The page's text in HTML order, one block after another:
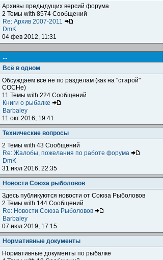
Архивы предыдущих версий форума
2 Темы with 8574 Сообщений
Re: Архив 2007-2011
DmK
04 фев 2012, 11:31
...
Всё в одном
Обсуждаем все не по разделам (как на "старой"
СОСНе)
11 Темы with 224 Сообщений
Книги о рыбалке
Barbaley
11 окт 2016, 19:41
Технические вопросы
2 Темы with 43 Сообщений
Re: Жалобы, пожелания по работе форума
DmK
31 июл 2016, 22:35
Новости Союза рыболовов
Здесь публикуются новости от Союза Рыболовов
2 Темы with 144 Сообщений
Re: Новости Союза Рыболовов
Barbaley
07 июл 2019, 17:15
Нормативные документы
Нормативные документы по рыбалке